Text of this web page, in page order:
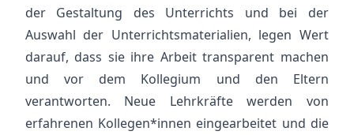
der Gestaltung des Unterrichts und bei der
Auswahl der Unterrichtsmaterialien, legen Wert
darauf, dass sie ihre Arbeit transparent machen
und vor dem Kollegium und den Eltern
verantworten. Neue Lehrkräfte werden von
erfahrenen Kollegen*innen eingearbeitet und die